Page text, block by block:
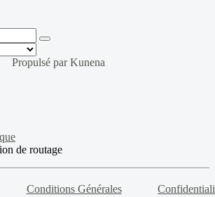
Propulsé parKunena
de routage
Conditions Générales